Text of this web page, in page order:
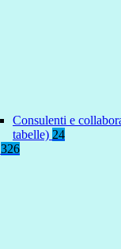
Consulenti e
tabelle) 24
326